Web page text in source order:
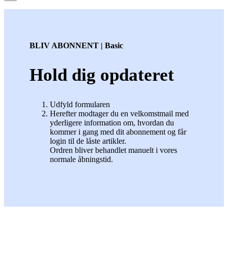
BLIV ABONNENT | Basic
Hold dig opdateret
Udfyld formularen
Herefter modtager du en velkomstmail med
yderligere information om, hvordan du
kommer i gang med dit abonnement og får
login til de låste artikler.
Ordren bliver behandlet manuelt i vores
normale åbningstid.